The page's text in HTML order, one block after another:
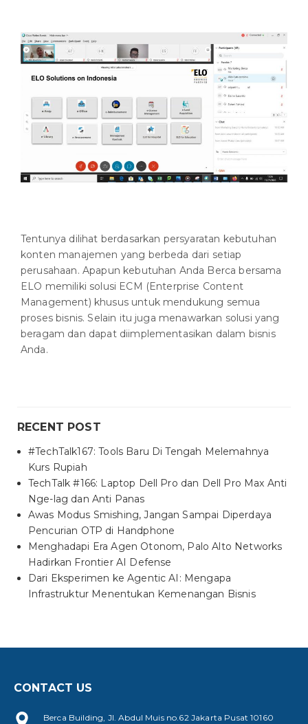
Tentunya dilihat berdasarkan persyaratan kebutuhan
konten manajemen yang berbeda dari setiap
perusahaan. Apapun kebutuhan Anda Berca bersama
ELO memiliki solusi ECM (Enterprise Content
Management) khusus untuk mendukung semua
proses bisnis. Selain itu juga menawarkan solusi yang
beragam dan dapat diimplementasikan dalam bisnis
Anda.
RECENT POST
#TechTalk167: Tools Baru Di Tengah Melemahnya
Kurs Rupiah
TechTalk #166: Laptop Dell Pro dan Dell Pro Max Anti
Nge-lag dan Anti Panas
Awas Modus Smishing, Jangan Sampai Diperdaya
Pencurian OTP di Handphone
Menghadapi Era Agen Otonom, Palo Alto Networks
Hadirkan Frontier AI Defense
Dari Eksperimen ke Agentic AI: Mengapa
Infrastruktur Menentukan Kemenangan Bisnis
CONTACT US
Berca Building, Jl. Abdul Muis no.62 Jakarta Pusat 10160